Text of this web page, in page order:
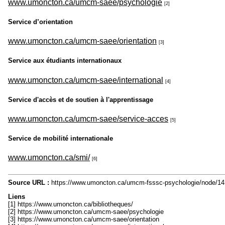
www.umoncton.ca/umcm-saee/psychologie [2]
Service d’orientation
www.umoncton.ca/umcm-saee/orientation [3]
Service aux étudiants internationaux
www.umoncton.ca/umcm-saee/international [4]
Service d'accès et de soutien à l'apprentissage
www.umoncton.ca/umcm-saee/service-acces [5]
Service de mobilité internationale
www.umoncton.ca/smi/ [6]
Source URL : https://www.umoncton.ca/umcm-fsssc-psychologie/node/14
Liens
[1] https://www.umoncton.ca/bibliotheques/
[2] https://www.umoncton.ca/umcm-saee/psychologie
[3] https://www.umoncton.ca/umcm-saee/orientation